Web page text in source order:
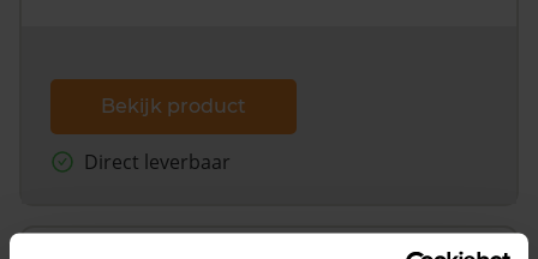
Bekijk product
Direct leverbaar